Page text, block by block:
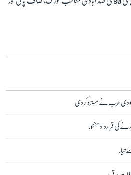
سعودی عرب نے مسترد کردی
کی قرارداد منظور